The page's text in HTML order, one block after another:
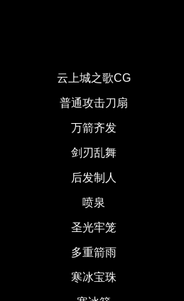
云上城之歌CG
普通攻击刀扇
万箭齐发
剑刃乱舞
后发制人
喷泉
圣光牢笼
多重箭雨
寒冰宝珠